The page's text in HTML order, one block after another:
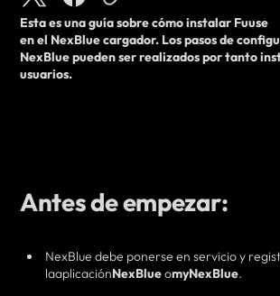
Esta es una guía sobre cómoinstalar Fuuse
enel NexBluecargador. Los pasos de
NexBlue pueden ser realizados portanto
usuarios.
Antes de empezar:
NexBlue debe ponerse en servicio y
laaplicaciónNexBlueomyNexBlue.